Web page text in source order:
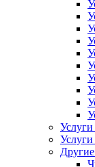
Услуги
Услуги